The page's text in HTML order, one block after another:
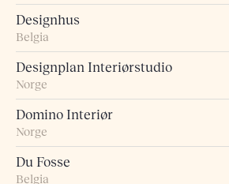
Designhus
Belgia
Designplan Interiørstudio
Norge
Domino Interiør
Norge
Du Fosse
Belgia